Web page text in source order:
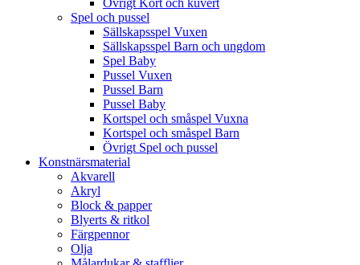
Övrigt Kort och kuvert
Spel och pussel
Sällskapsspel Vuxen
Sällskapsspel Barn och ungdom
Spel Baby
Pussel Vuxen
Pussel Barn
Pussel Baby
Kortspel och småspel Vuxna
Kortspel och småspel Barn
Övrigt Spel och pussel
Konstnärsmaterial
Akvarell
Akryl
Block & papper
Blyerts & ritkol
Färgpennor
Olja